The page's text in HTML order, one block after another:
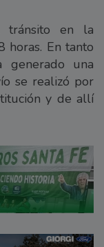
tránsito en la
horas. En tanto
una
se realizó por
y de allí